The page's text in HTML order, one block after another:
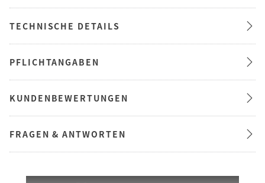
TECHNISCHE DETAILS
PFLICHTANGABEN
KUNDENBEWERTUNGEN
FRAGEN & ANTWORTEN